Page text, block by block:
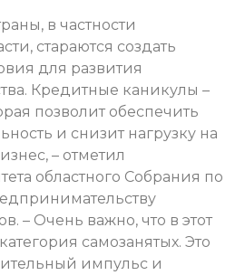
в частности
стараются создать
для развития
Кредитные каникулы –
позволит обеспечить
и снизит нагрузку на
– отметил
областного Собрания по
– Очень важно, что в этот
самозанятых. Это
импульс и